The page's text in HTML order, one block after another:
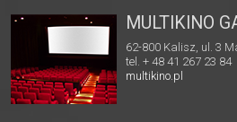
MULTIKINO
62-800 Kalisz, ul. 3
tel. + 48 41 267 23 84
multikino.pl